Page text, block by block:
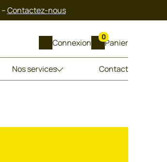
–Contactez-nous
Connexion Panier
0
Nos services Contact